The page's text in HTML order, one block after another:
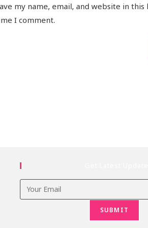
my name, email, and website in
I comment.
SUBMIT